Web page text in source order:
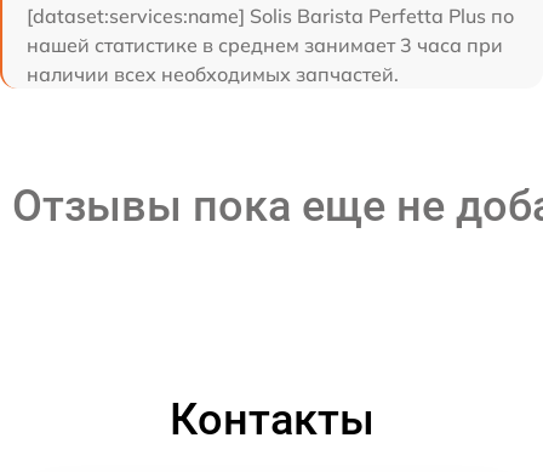
[dataset:services:name] Solis Barista Perfetta Plus по
нашей статистике в среднем занимает 3 часа при
наличии всех необходимых запчастей.
Отзывы пока еще не
Контакты